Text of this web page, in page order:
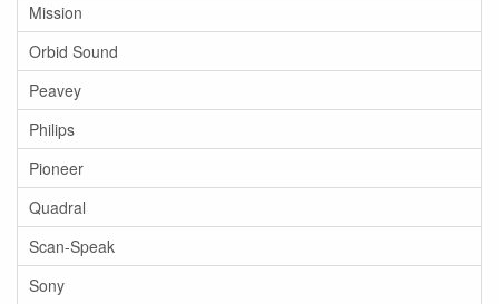
Mission
Orbid Sound
Peavey
Philips
Pioneer
Quadral
Scan-Speak
Sony